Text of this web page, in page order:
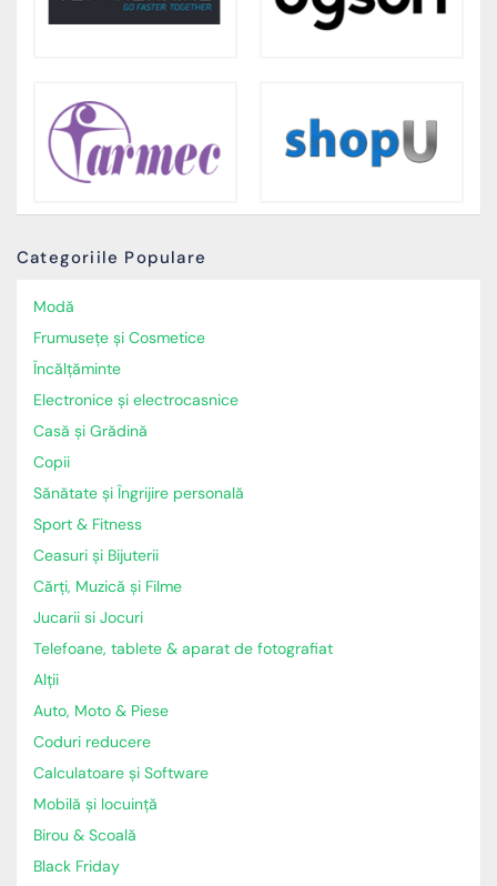
Categoriile Populare
Modă
Frumusețe și Cosmetice
Încălţăminte
Electronice și electrocasnice
Casă și Grădină
Copii
Sănătate și Îngrijire personală
Sport & Fitness
Ceasuri și Bijuterii
Cărți, Muzică și Filme
Jucarii si Jocuri
Telefoane, tablete & aparat de fotografiat
Alții
Auto, Moto & Piese
Coduri reducere
Calculatoare și Software
Mobilă și locuință
Birou & Scoală
Black Friday